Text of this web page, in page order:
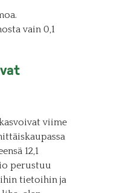
vain 0,1
viime
12,1
perustuu
tietoihin ja